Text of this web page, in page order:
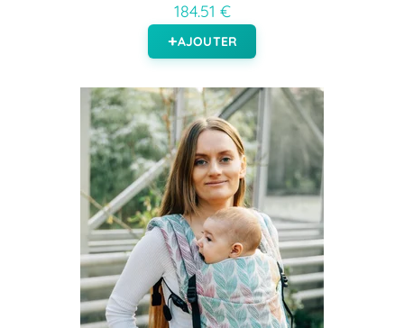
184.51 €
AJOUTER